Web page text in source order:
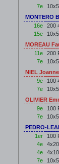
7e
MONTERO
16e
200
15e
MOREAU
11e
200
7e
NIEL
9e
100
7e
OLIVIER
9e
100
7e
PEDRO-
1er
100
4e
4e
7e